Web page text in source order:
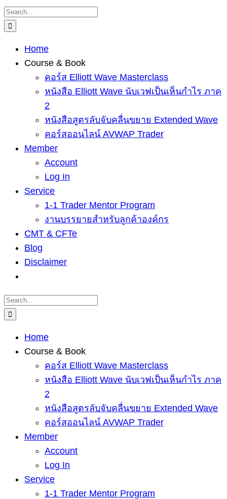
Skip
to
Search
for:
Home
Course & Book
คอร์ส Elliott Wave Masterclass
หนังสือ Elliott Wave นับเวฟเป็นเห็นกำไร ภาค
2
หนังสือสูตรลับจับคลื่นขยาย Extended Wave
คอร์สออนไลน์ AVWAP Trader
Member
Account
Log In
Service
1-1 Trader Mentor Program
งานบรรยายสำหรับลูกค้าองค์กร
CMT & CFTe
Blog
Disclaimer
Search
for:
Home
Course & Book
คอร์ส Elliott Wave Masterclass
หนังสือ Elliott Wave นับเวฟเป็นเห็นกำไร ภาค
2
หนังสือสูตรลับจับคลื่นขยาย Extended Wave
คอร์สออนไลน์ AVWAP Trader
Member
Account
Log In
Service
1-1 Trader Mentor Program